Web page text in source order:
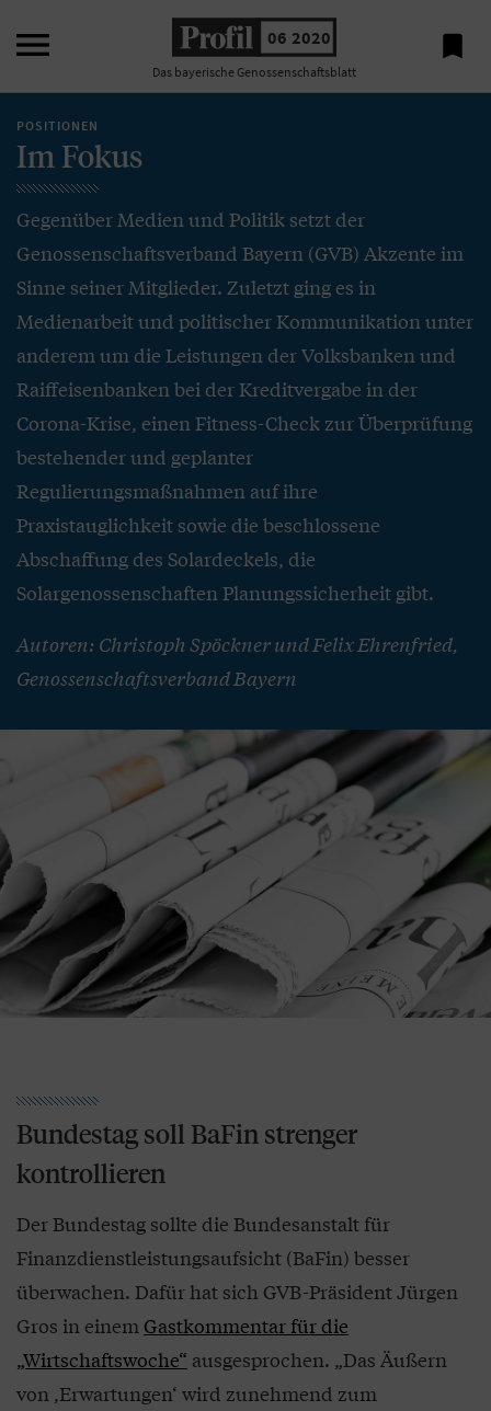
 06 2020
Das bayerische Genossenschaftsblatt

POSITIONEN
Im Fokus
Gegenüber Medien und Politik setzt der
Genossenschaftsverband Bayern (GVB) Akzente im
Sinne seiner Mitglieder. Zuletzt ging es in
Medienarbeit und politischer Kommunikation unter
anderem um die Leistungen der Volksbanken und
Raiffeisenbanken bei der Kreditvergabe in der
Corona-Krise, einen Fitness-Check zur Überprüfung
bestehender und geplanter
Regulierungsmaßnahmen auf ihre
Praxistauglichkeit sowie die beschlossene
Abschaffung des Solardeckels, die
Solargenossenschaften Planungssicherheit gibt.
Autoren: Christoph Spöckner und Felix Ehrenfried,
Genossenschaftsverband Bayern
Bundestag soll BaFin strenger
kontrollieren
Der Bundestag sollte die Bundesanstalt für
Finanzdienstleistungsaufsicht (BaFin) besser
überwachen. Dafür hat sich GVB-Präsident Jürgen
Gros in einem Gastkommentar für die
„Wirtschaftswoche“ ausgesprochen. „Das Äußern
von ‚Erwartungen‘ wird zunehmend zum